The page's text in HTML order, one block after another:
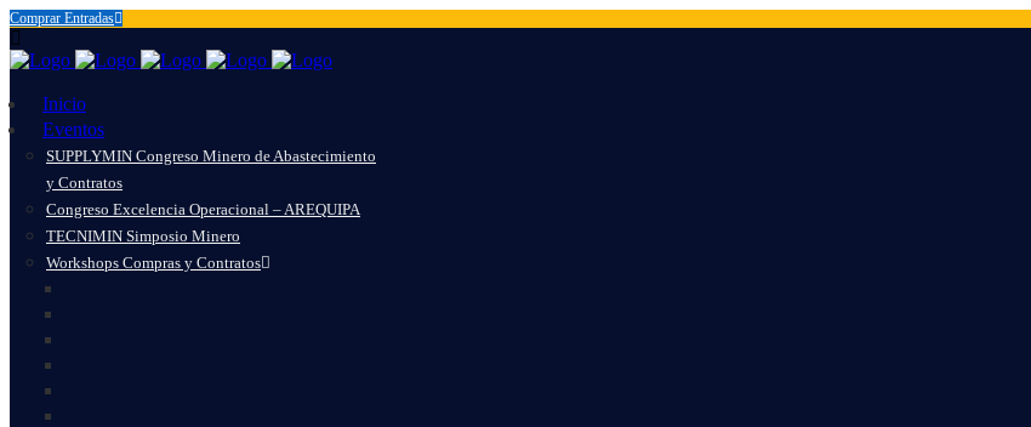
Comprar Entradas
Inicio
Eventos
SUPPLYMIN Congreso Minero de Abastecimiento
y Contratos
Congreso Excelencia Operacional – AREQUIPA
TECNIMIN Simposio Minero
Workshops Compras y Contratos